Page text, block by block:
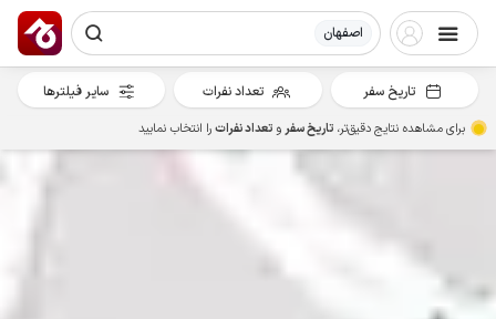
اصفهان
تاریخ سفر تعداد نفرات سایر فیلترها
برای مشاهده نتایج دقیق‌تر، تاریخ سفرو تعداد نفراترا انتخاب نمایید